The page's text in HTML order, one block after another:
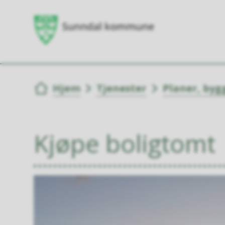
Du er her:
Hjem Tjenester Planer,
Kjøpe boligtomt